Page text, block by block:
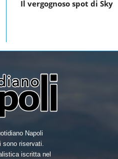
Il vergognoso spot di Sky
Napoli
sono riservati.
iscritta nel